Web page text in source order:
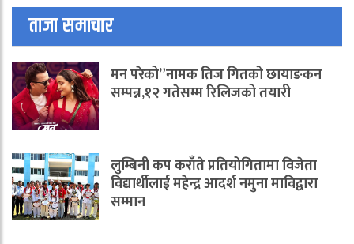
ताजा समाचार
मन परेको”नामक तिज गितको छायाङकन
सम्पन्न,१२ गतेसम्म रिलिजको तयारी
लुम्बिनी कप कराँते प्रतियोगितामा विजेता
विद्यार्थीलाई महेन्द्र आदर्श नमुना माविद्वारा
सम्मान